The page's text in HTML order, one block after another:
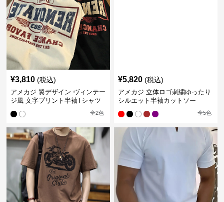
¥3,810 (税込)
アメカジ 翼デザイン ヴィンテー
ジ風 文字プリント半袖Tシャツ
全2色
¥5,820 (税込)
アメカジ 立体ロゴ刺繍ゆったり
シルエット半袖カットソー
全5色